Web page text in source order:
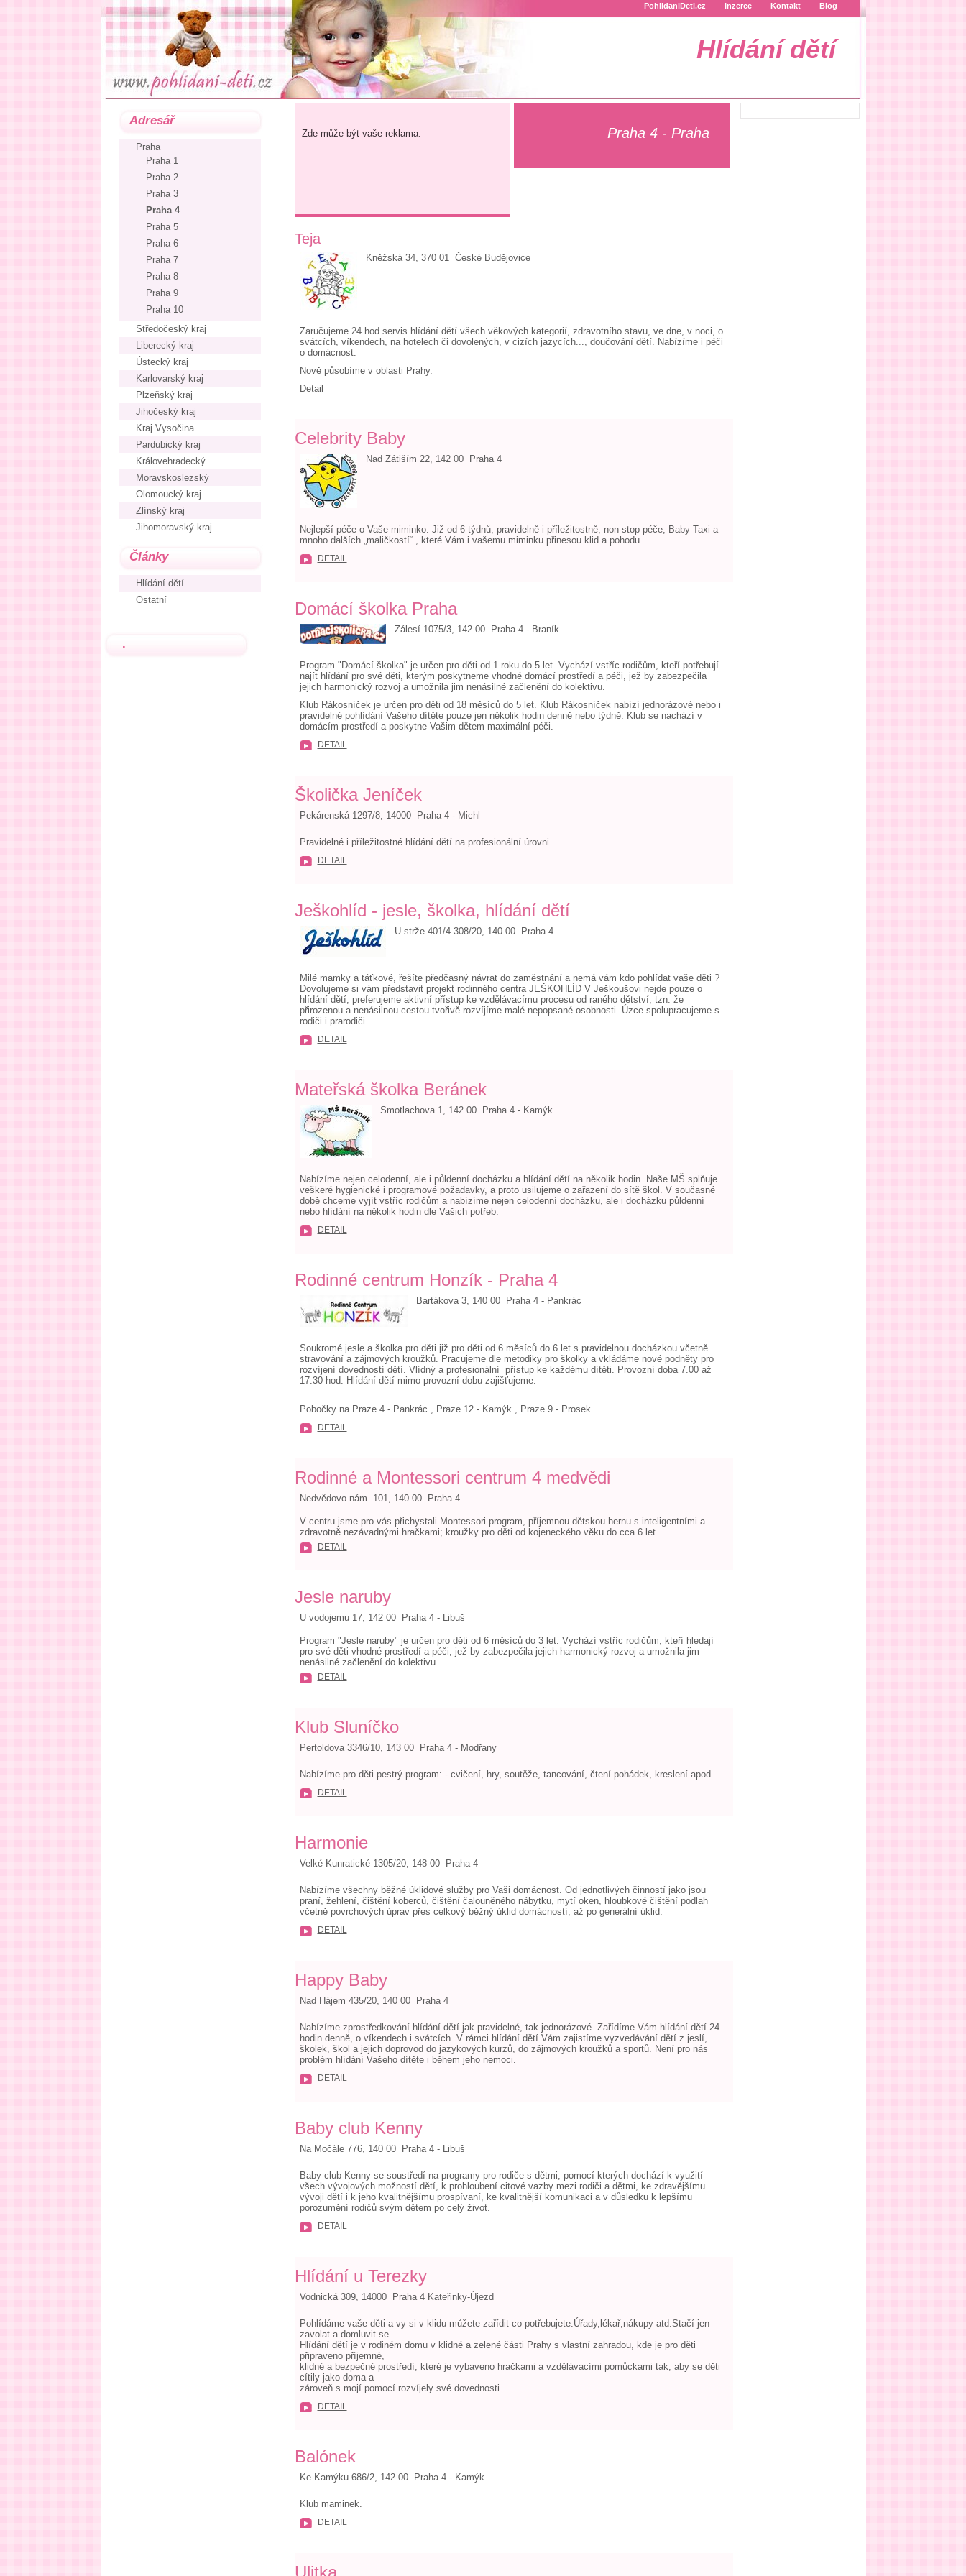
PohlidaniDeti.cz Inzerce Kontakt Blog
Hlídání dětí
Adresář
Praha
Praha 1
Praha 2
Praha 3
Praha 4
Praha 5
Praha 6
Praha 7
Praha 8
Praha 9
Praha 10
Středočeský kraj
Liberecký kraj
Ústecký kraj
Karlovarský kraj
Plzeňský kraj
Jihočeský kraj
Kraj Vysočina
Pardubický kraj
Královehradecký
Moravskoslezský
Olomoucký kraj
Zlínský kraj
Jihomoravský kraj
Články
Hlídání dětí
Ostatní
.
Praha 4 - Praha
Zde může být vaše reklama.
Teja
Kněžská 34, 370 01 České Budějovice
Zaručujeme 24 hod servis hlídání dětí všech věkových kategorií, zdravotního stavu, ve dne, v noci, o
svátcích, víkendech, na hotelech či dovolených, v cizích jazycích..., doučování dětí. Nabízíme i péči
o domácnost.
Nově působíme v oblasti Prahy.
Detail
Celebrity Baby
Nad Zátiším 22, 142 00 Praha 4
Nejlepší péče o Vaše miminko. Již od 6 týdnů, pravidelně i příležitostně, non-stop péče, Baby Taxi a
mnoho dalších „maličkostí“ , které Vám i vašemu miminku přinesou klid a pohodu…
DETAIL
Domácí školka Praha
Zálesí 1075/3, 142 00 Praha 4 - Braník
Program "Domácí školka" je určen pro děti od 1 roku do 5 let. Vychází vstříc rodičům, kteří potřebují
najít hlídání pro své děti, kterým poskytneme vhodné domácí prostředí a péči, jež by zabezpečila
jejich harmonický rozvoj a umožnila jim nenásilné začlenění do kolektivu.
Klub Rákosníček je určen pro děti od 18 měsíců do 5 let. Klub Rákosníček nabízí jednorázové nebo i
pravidelné pohlídání Vašeho dítěte pouze jen několik hodin denně nebo týdně. Klub se nachází v
domácím prostředí a poskytne Vašim dětem maximální péči.
DETAIL
Školička Jeníček
Pekárenská 1297/8, 14000 Praha 4 - Michl
Pravidelné i příležitostné hlídání dětí na profesionální úrovni.
DETAIL
Ješkohlíd - jesle, školka, hlídání dětí
U strže 401/4 308/20, 140 00 Praha 4
Milé mamky a táťkové, řešíte předčasný návrat do zaměstnání a nemá vám kdo pohlídat vaše děti ?
Dovolujeme si vám představit projekt rodinného centra JEŠKOHLÍD V Ješkoušovi nejde pouze o
hlídání dětí, preferujeme aktivní přístup ke vzdělávacímu procesu od raného dětství, tzn. že
přirozenou a nenásilnou cestou tvořivě rozvíjíme malé nepopsané osobnosti. Úzce spolupracujeme s
rodiči i prarodiči.
DETAIL
Mateřská školka Beránek
Smotlachova 1, 142 00 Praha 4 - Kamýk
Nabízíme nejen celodenní, ale i půldenní docházku a hlídání dětí na několik hodin. Naše MŠ splňuje
veškeré hygienické i programové požadavky, a proto usilujeme o zařazení do sítě škol. V současné
době chceme vyjít vstříc rodičům a nabízíme nejen celodenní docházku, ale i docházku půldenní
nebo hlídání na několik hodin dle Vašich potřeb.
DETAIL
Rodinné centrum Honzík - Praha 4
Bartákova 3, 140 00 Praha 4 - Pankrác
Soukromé jesle a školka pro děti již pro děti od 6 měsíců do 6 let s pravidelnou docházkou včetně
stravování a zájmových kroužků. Pracujeme dle metodiky pro školky a vkládáme nové podněty pro
rozvíjení dovedností dětí. Vlídný a profesionální přístup ke každému dítěti. Provozní doba 7.00 až
17.30 hod. Hlídání dětí mimo provozní dobu zajišťujeme.
Pobočky na Praze 4 - Pankrác , Praze 12 - Kamýk , Praze 9 - Prosek.
DETAIL
Rodinné a Montessori centrum 4 medvědi
Nedvědovo nám. 101, 140 00 Praha 4
V centru jsme pro vás přichystali Montessori program, příjemnou dětskou hernu s inteligentními a
zdravotně nezávadnými hračkami; kroužky pro děti od kojeneckého věku do cca 6 let.
DETAIL
Jesle naruby
U vodojemu 17, 142 00 Praha 4 - Libuš
Program "Jesle naruby" je určen pro děti od 6 měsíců do 3 let. Vychází vstříc rodičům, kteří hledají
pro své děti vhodné prostředí a péči, jež by zabezpečila jejich harmonický rozvoj a umožnila jim
nenásilné začlenění do kolektivu.
DETAIL
Klub Sluníčko
Pertoldova 3346/10, 143 00 Praha 4 - Modřany
Nabízíme pro děti pestrý program: - cvičení, hry, soutěže, tancování, čtení pohádek, kreslení apod.
DETAIL
Harmonie
Velké Kunratické 1305/20, 148 00 Praha 4
Nabízíme všechny běžné úklidové služby pro Vaši domácnost. Od jednotlivých činností jako jsou
praní, žehlení, čištění koberců, čištění čalouněného nábytku, mytí oken, hloubkové čištění podlah
včetně povrchových úprav přes celkový běžný úklid domácností, až po generální úklid.
DETAIL
Happy Baby
Nad Hájem 435/20, 140 00 Praha 4
Nabízíme zprostředkování hlídání dětí jak pravidelné, tak jednorázové. Zařídíme Vám hlídání dětí 24
hodin denně, o víkendech i svátcích. V rámci hlídání dětí Vám zajistíme vyzvedávání dětí z jeslí,
školek, škol a jejich doprovod do jazykových kurzů, do zájmových kroužků a sportů. Není pro nás
problém hlídání Vašeho dítěte i během jeho nemoci.
DETAIL
Baby club Kenny
Na Močále 776, 140 00 Praha 4 - Libuš
Baby club Kenny se soustředí na programy pro rodiče s dětmi, pomocí kterých dochází k využití
všech vývojových možností dětí, k prohloubení citové vazby mezi rodiči a dětmi, ke zdravějšímu
vývoji dětí i k jeho kvalitnějšímu prospívaní, ke kvalitnější komunikaci a v důsledku k lepšímu
porozumění rodičů svým dětem po celý život.
DETAIL
Hlídání u Terezky
Vodnická 309, 14000 Praha 4 Kateřinky-Újezd
Pohlídáme vaše děti a vy si v klidu můžete zařídit co potřebujete.Úřady,lékař,nákupy atd.Stačí jen
zavolat a domluvit se.
Hlídání dětí je v rodiném domu v klidné a zelené části Prahy s vlastní zahradou, kde je pro děti
připraveno příjemné,
klidné a bezpečné prostředí, které je vybaveno hračkami a vzdělávacími pomůckami tak, aby se děti
cítily jako doma a
zároveň s mojí pomocí rozvíjely své dovednosti…
DETAIL
Balónek
Ke Kamýku 686/2, 142 00 Praha 4 - Kamýk
Klub maminek.
DETAIL